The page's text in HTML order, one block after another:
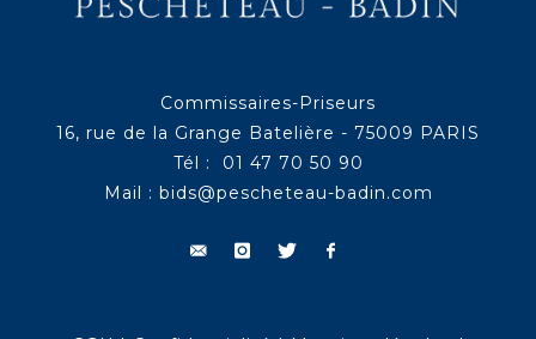
Commissaires-Priseurs
16, rue de la Grange Batelière - 75009 PARIS
Tél : 01 47 70 50 90
Mail : bids@pescheteau-badin.com